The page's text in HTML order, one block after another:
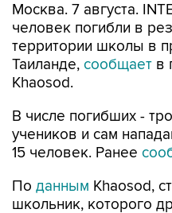
Москва. 7 августа.
человек погибли в
территории школы в
Таиланде, сообщает в
Khaosod.
В числе погибших -
учеников и сам
15 человек. Ранее
По данным Khaosod,
школьник, которого